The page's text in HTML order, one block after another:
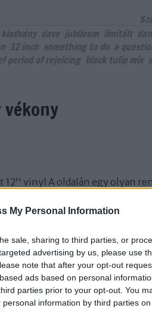
My Personal Information
sale, sharing to third parties, or
advertising by us, please use
note that after your opt-out
ads based on personal
parties prior to your opt-out. You
information by third parties on
kiadvány dave jubileum limitált
12 inch something to do a
period of rejoicing black tulip mix
vinyl A oldalán egy olyan
ez az A QUESTION OF
(Black…